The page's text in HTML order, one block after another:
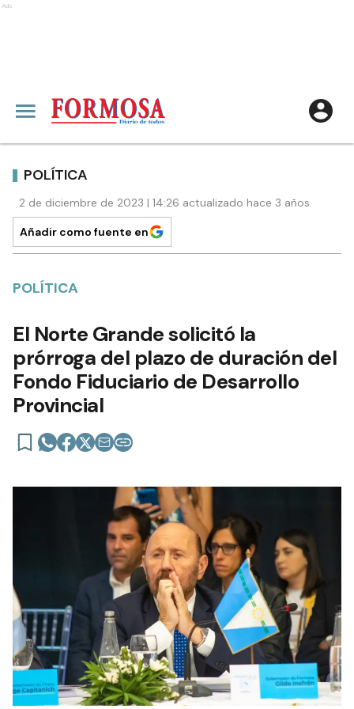
Ads
POLÍTICA
2 de diciembre de 2023 | 14:26 actualizado hace 3 años
Añadir como fuente en
POLÍTICA
El Norte Grande solicitó la
prórroga del plazo de duración del
Fondo Fiduciario de Desarrollo
Provincial